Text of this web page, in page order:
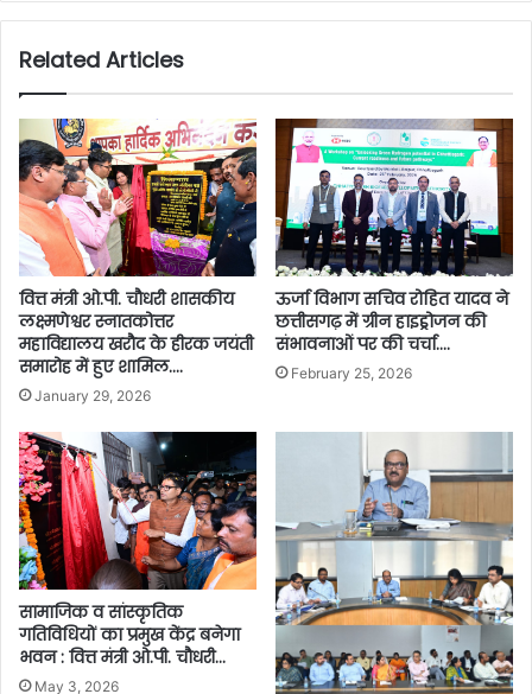
Related Articles
वित्त मंत्री ओ.पी. चौधरी शासकीय
लक्ष्मणेश्वर स्नातकोत्तर
महाविद्यालय खरौद के हीरक जयंती
समारोह में हुए शामिल….
January 29, 2026
ऊर्जा विभाग सचिव रोहित यादव ने
छत्तीसगढ़ में ग्रीन हाइड्रोजन की
संभावनाओं पर की चर्चा….
February 25, 2026
सामाजिक व सांस्कृतिक
गतिविधियों का प्रमुख केंद्र बनेगा
भवन : वित्त मंत्री ओ.पी. चौधरी…
May 3, 2026